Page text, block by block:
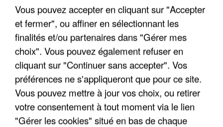
INCENDIES : L’ÎLE-DE-FRANCE LANCE UN ÉLAN
DE SOLIDARITÉ AVEC LES...
Vous pouvez accepter en cliquant sur "Accepter
et fermer", ou affiner en sélectionnant les
finalités et/ou partenaires dans "Gérer mes
choix". Vous pouvez également refuser en
cliquant sur "Continuer sans accepter". Vos
préférences ne s'appliqueront que pour ce site.
Vous pouvez mettre à jour vos choix, ou retirer
votre consentement à tout moment via le lien
"Gérer les cookies" situé en bas de chaque